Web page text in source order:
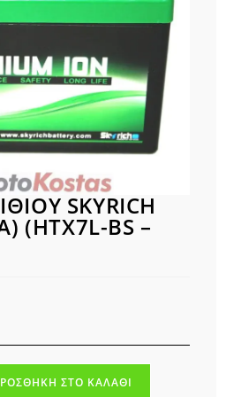
SKYRICH
(HTX7L-BS –
ΣΤΟ ΚΑΛΆΘΙ